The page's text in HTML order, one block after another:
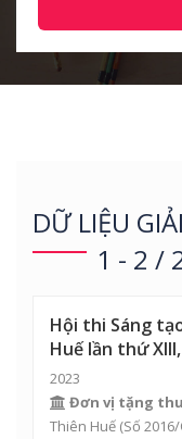
DỮ LIỆU
1 - 2 /
Hội thi Sáng
Huế lần thứ
2023
Đơn vị tặng
Thiên Huế (Số